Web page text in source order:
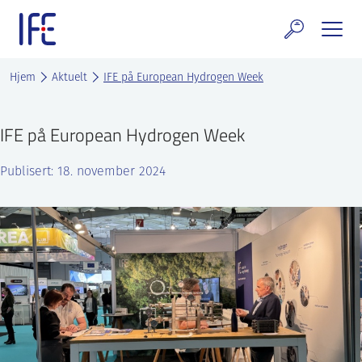
content
og tjenester
atomanlegg
Norske thoriumnettverket
Hjem Aktuelt IFE på European Hydrogen Week
IFE på European Hydrogen Week
Publisert: 18. november 2024